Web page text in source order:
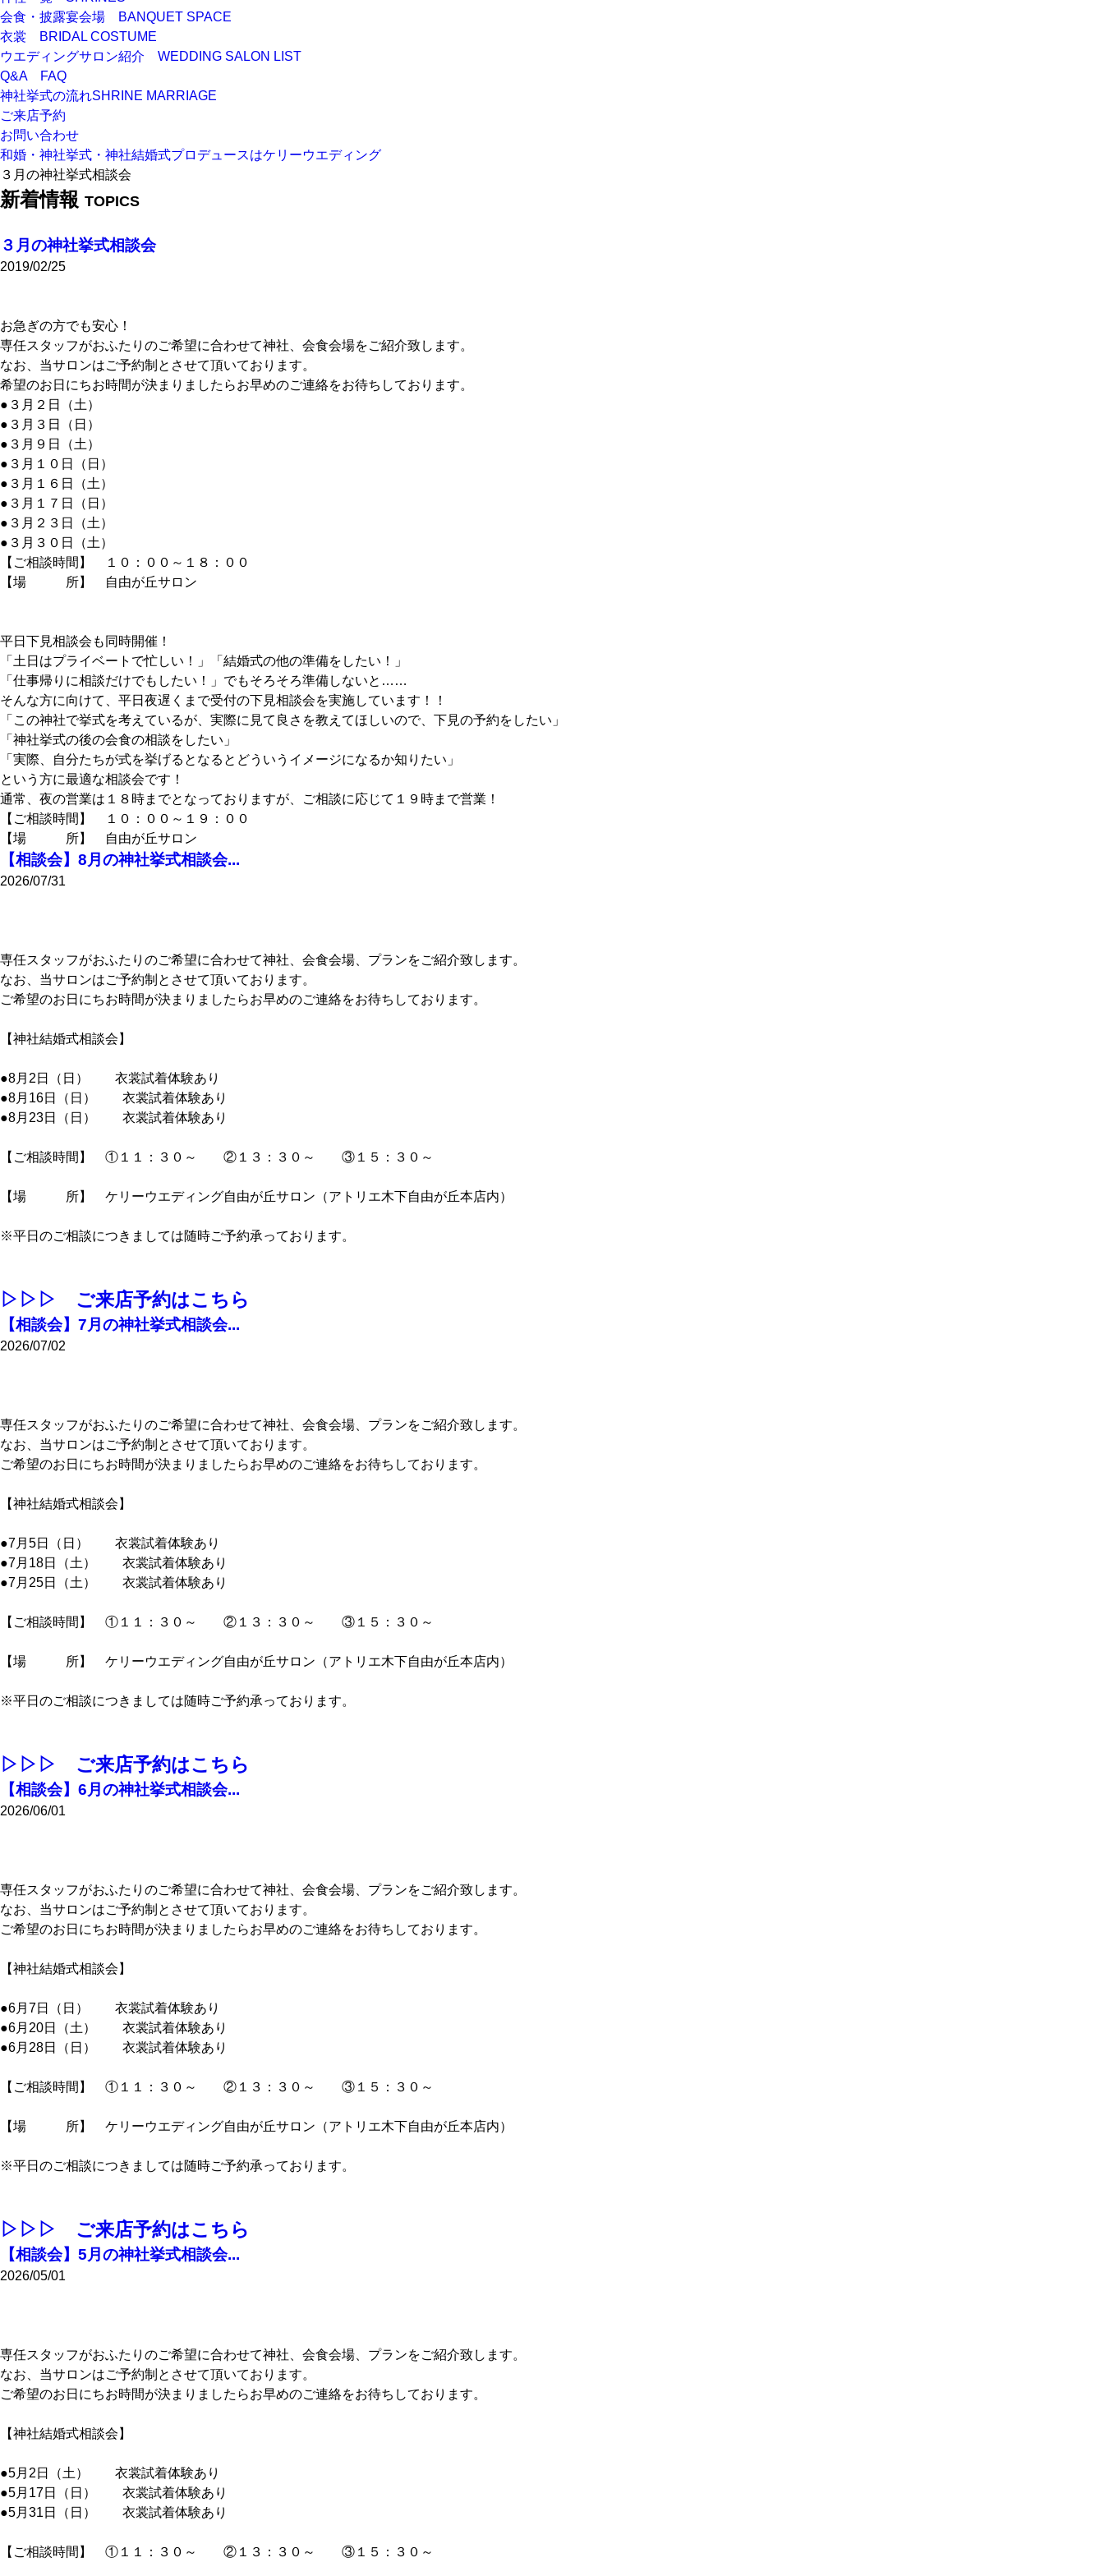
会食・披露宴会場
BANQUET SPACE
衣裳
BRIDAL COSTUME
ウエディングサロン紹介 WEDDING SALON LIST
Q&A
FAQ
神社挙式の流れSHRINE MARRIAGE
ご来店予約
お問い合わせ
和婚・神社挙式・神社結婚式プロデュースはケリーウエディング
３月の神社挙式相談会
新着情報 TOPICS
３月の神社挙式相談会
2019/02/25
お急ぎの方でも安心！
専任スタッフがおふたりのご希望に合わせて神社、会食会場をご紹介致します。
なお、当サロンはご予約制とさせて頂いております。
希望のお日にちお時間が決まりましたらお早めのご連絡をお待ちしております。
●３月２日（土）
●３月３日（日）
●３月９日（土）
●３月１０日（日）
●３月１６日（土）
●３月１７日（日）
●３月２３日（土）
●３月３０日（土）
【ご相談時間】 １０：００～１８：００
【場 所】 自由が丘サロン
平日下見相談会も同時開催！
「土日はプライベートで忙しい！」「結婚式の他の準備をしたい！」
「仕事帰りに相談だけでもしたい！」でもそろそろ準備しないと……
そんな方に向けて、平日夜遅くまで受付の下見相談会を実施しています！！
「この神社で挙式を考えているが、実際に見て良さを教えてほしいので、下見の予約をしたい」
「神社挙式の後の会食の相談をしたい」
「実際、自分たちが式を挙げるとなるとどういうイメージになるか知りたい」
という方に最適な相談会です！
通常、夜の営業は１８時までとなっておりますが、ご相談に応じて１９時まで営業！
【ご相談時間】 １０：００～１９：００
【場 所】 自由が丘サロン
【相談会】8月の神社挙式相談会...
2026/07/31
専任スタッフがおふたりのご希望に合わせて神社、会食会場、プランをご紹介致します。
なお、当サロンはご予約制とさせて頂いております。
ご希望のお日にちお時間が決まりましたらお早めのご連絡をお待ちしております。
【神社結婚式相談会】
●8月2日（日） 衣裳試着体験あり
●8月16日（日） 衣裳試着体験あり
●8月23日（日） 衣裳試着体験あり
【ご相談時間】 ①１１：３０～ ②１３：３０～ ③１５：３０～
【場 所】 ケリーウエディング自由が丘サロン（アトリエ木下自由が丘本店内）
※平日のご相談につきましては随時ご予約承っております。
▷▷▷ ご来店予約はこちら
【相談会】7月の神社挙式相談会...
2026/07/02
専任スタッフがおふたりのご希望に合わせて神社、会食会場、プランをご紹介致します。
なお、当サロンはご予約制とさせて頂いております。
ご希望のお日にちお時間が決まりましたらお早めのご連絡をお待ちしております。
【神社結婚式相談会】
●7月5日（日） 衣裳試着体験あり
●7月18日（土） 衣裳試着体験あり
●7月25日（土） 衣裳試着体験あり
【ご相談時間】 ①１１：３０～ ②１３：３０～ ③１５：３０～
【場 所】 ケリーウエディング自由が丘サロン（アトリエ木下自由が丘本店内）
※平日のご相談につきましては随時ご予約承っております。
▷▷▷ ご来店予約はこちら
【相談会】6月の神社挙式相談会...
2026/06/01
専任スタッフがおふたりのご希望に合わせて神社、会食会場、プランをご紹介致します。
なお、当サロンはご予約制とさせて頂いております。
ご希望のお日にちお時間が決まりましたらお早めのご連絡をお待ちしております。
【神社結婚式相談会】
●6月7日（日） 衣裳試着体験あり
●6月20日（土） 衣裳試着体験あり
●6月28日（日） 衣裳試着体験あり
【ご相談時間】 ①１１：３０～ ②１３：３０～ ③１５：３０～
【場 所】 ケリーウエディング自由が丘サロン（アトリエ木下自由が丘本店内）
※平日のご相談につきましては随時ご予約承っております。
▷▷▷ ご来店予約はこちら
【相談会】5月の神社挙式相談会...
2026/05/01
専任スタッフがおふたりのご希望に合わせて神社、会食会場、プランをご紹介致します。
なお、当サロンはご予約制とさせて頂いております。
ご希望のお日にちお時間が決まりましたらお早めのご連絡をお待ちしております。
【神社結婚式相談会】
●5月2日（土） 衣裳試着体験あり
●5月17日（日） 衣裳試着体験あり
●5月31日（日） 衣裳試着体験あり
【ご相談時間】 ①１１：３０～ ②１３：３０～ ③１５：３０～